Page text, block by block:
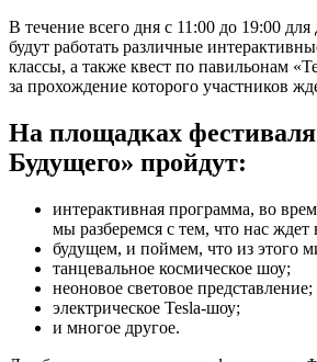
В течение всего дня с 11:00 до 19:00
будут работать различные
классы, а также квест по павильонам
за прохождение которого участников
На площадках
Будущего» пройдут:
интерактивная программа, во
мы разберемся с тем, что нас ждет
будущем, и поймем, что из этого
танцевальное космическое шоу;
неоновое световое представление;
электрическое Tesla-шоу;
и многое другое.